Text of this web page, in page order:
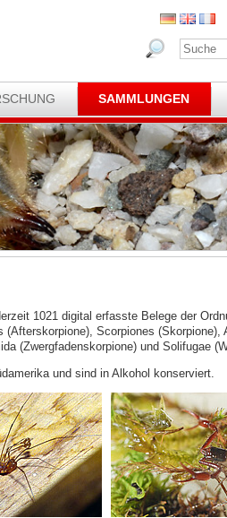
SAMMLUNGEN
1021 digital erfasste Belege der
Scorpiones (Skorpione),
(Zwergfadenskorpione) und Solifugae
und sind in Alkohol konserviert.